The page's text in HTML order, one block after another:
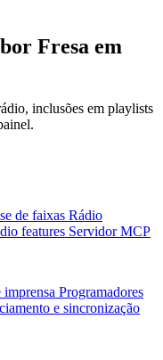
Fresa em
inclusões em playlists
de faixas Rádio
features Servidor MCP
imprensa Programadores
e sincronização